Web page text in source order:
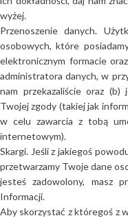
wyżej.
Przenoszenie danych.
osobowych, które
elektronicznym formacie
administratora danych, w
nam przekazaliście oraz
Twojej zgody (takiej jak
w celu zawarcia z tobą
internetowym).
Skargi. Jeśli z jakiegoś
przetwarzamy Twoje dane
jesteś zadowolony, masz
Informacji.
Aby skorzystać z któregoś z